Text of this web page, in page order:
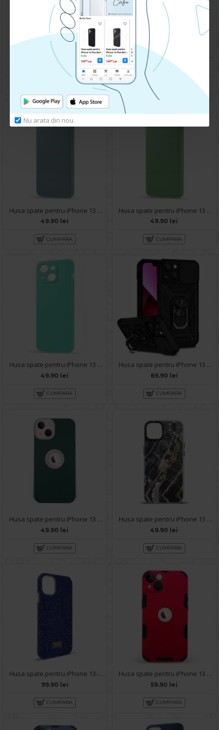
Nu arata din nou.
Husa spate pentru IPhone 13- Natural case
99.90 lei
Husa spate pentru IPhone 13- Happy case
119.90 lei
Husa spate pentru iPhone 13 - Silicon Line Gri
49.90 lei
CUMPARA
Husa spate pentru iPhone 13 - Silicon Line Verde
49.90 lei
CUMPARA
Husa spate pentru iPhone 13 - Silicon Line Turcoaz
49.90 lei
CUMPARA
Husa spate pentru iPhone 13 - Slide Case Negru
69.90 lei
CUMPARA
Husa spate pentru iPhone 13 - Circle Case Verde Crud & Alb
49.90 lei
CUMPARA
Husa spate pentru iPhone 13 - Misty Case
49.90 lei
CUMPARA
Husa spate pentru iPhone 13- Glow case
99.90 lei
CUMPARA
Husa spate pentru iPhone 13 - Mantis Case Rosu / Negru
59.90 lei
CUMPARA